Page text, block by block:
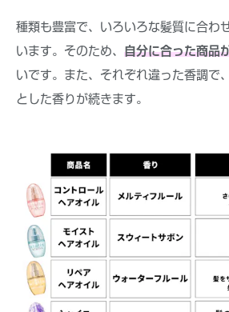
種類も豊富で、いろいろな髪質に合わ
います。そのため、 自分に合った商品
いです。また、それぞれ違った香調で
とした香りが続きます。